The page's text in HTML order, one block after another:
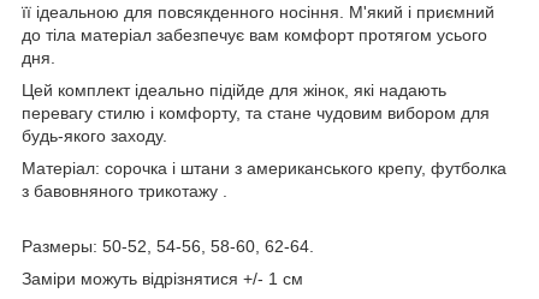
її ідеальною для повсякденного носіння. М'який і приємний
до тіла матеріал забезпечує вам комфорт протягом усього
дня.
Цей комплект ідеально підійде для жінок, які надають
перевагу стилю і комфорту, та стане чудовим вибором для
будь-якого заходу.
Матеріал: сорочка і штани з американського крепу, футболка
з бавовняного трикотажу .
Размеры: 50-52, 54-56, 58-60, 62-64.
Заміри можуть відрізнятися +/- 1 см